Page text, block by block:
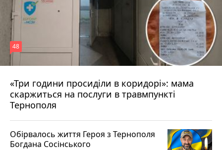
«Три години просиділи в коридорі»: мама
скаржиться на послуги в травмпункті
Тернополя
48
8 серпня 2026 р.
Обірвалось життя Героя з Тернополя
Богдана Сосінського